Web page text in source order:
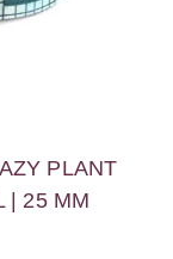
PLANT
| 25 MM